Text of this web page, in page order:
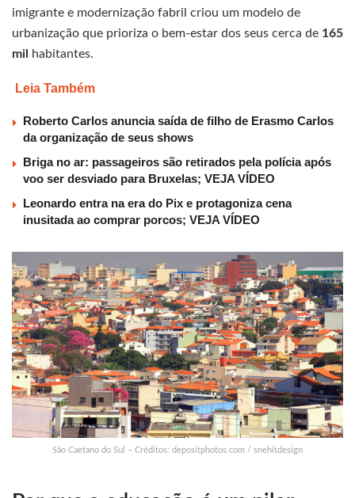
imigrante e modernização fabril criou um modelo de
urbanização que prioriza o bem-estar dos seus cerca de 165
mil
habitantes.
Leia Também
Roberto Carlos anuncia saída de filho de Erasmo Carlos
da organização de seus shows
Briga no ar: passageiros são retirados pela polícia após
voo ser desviado para Bruxelas; VEJA VÍDEO
Leonardo entra na era do Pix e protagoniza cena
inusitada ao comprar porcos; VEJA VÍDEO
São Caetano do Sul – Créditos: depositphotos.com / snehitdesign